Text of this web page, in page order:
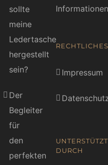
sollte
meine
Ledertasche
hergestellt
sein?
Der
Begleiter
für
den
perfekten
Informationen
RECHTLICHES
Impressum
UNTERSTÜTZT
DURCH